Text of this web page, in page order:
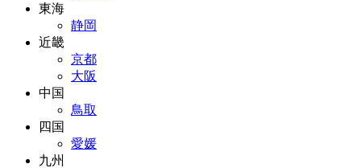
東海
静岡
近畿
京都
大阪
中国
鳥取
四国
愛媛
九州